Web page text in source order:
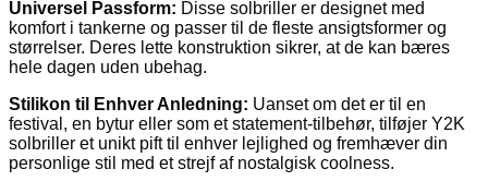
Universel Passform: Disse solbriller er designet med
komfort i tankerne og passer til de fleste ansigtsformer og
størrelser. Deres lette konstruktion sikrer, at de kan bæres
hele dagen uden ubehag.
Stilikon til Enhver Anledning: Uanset om det er til en
festival, en bytur eller som et statement-tilbehør, tilføjer Y2K
solbriller et unikt pift til enhver lejlighed og fremhæver din
personlige stil med et strejf af nostalgisk coolness.